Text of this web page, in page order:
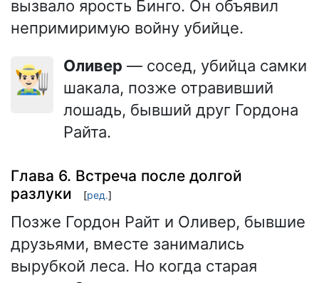
вызвало ярость Бинго. Он объявил
непримиримую войну убийце.
👨🏻‍🌾 Оливер — сосед, убийца самки
шакала, позже отравивший
лошадь, бывший друг Гордона
Райта.
Глава 6. Встреча после долгой
разлуки
[ред.]
Позже Гордон Райт и Оливер, бывшие
друзьями, вместе занимались
вырубкой леса. Но когда старая